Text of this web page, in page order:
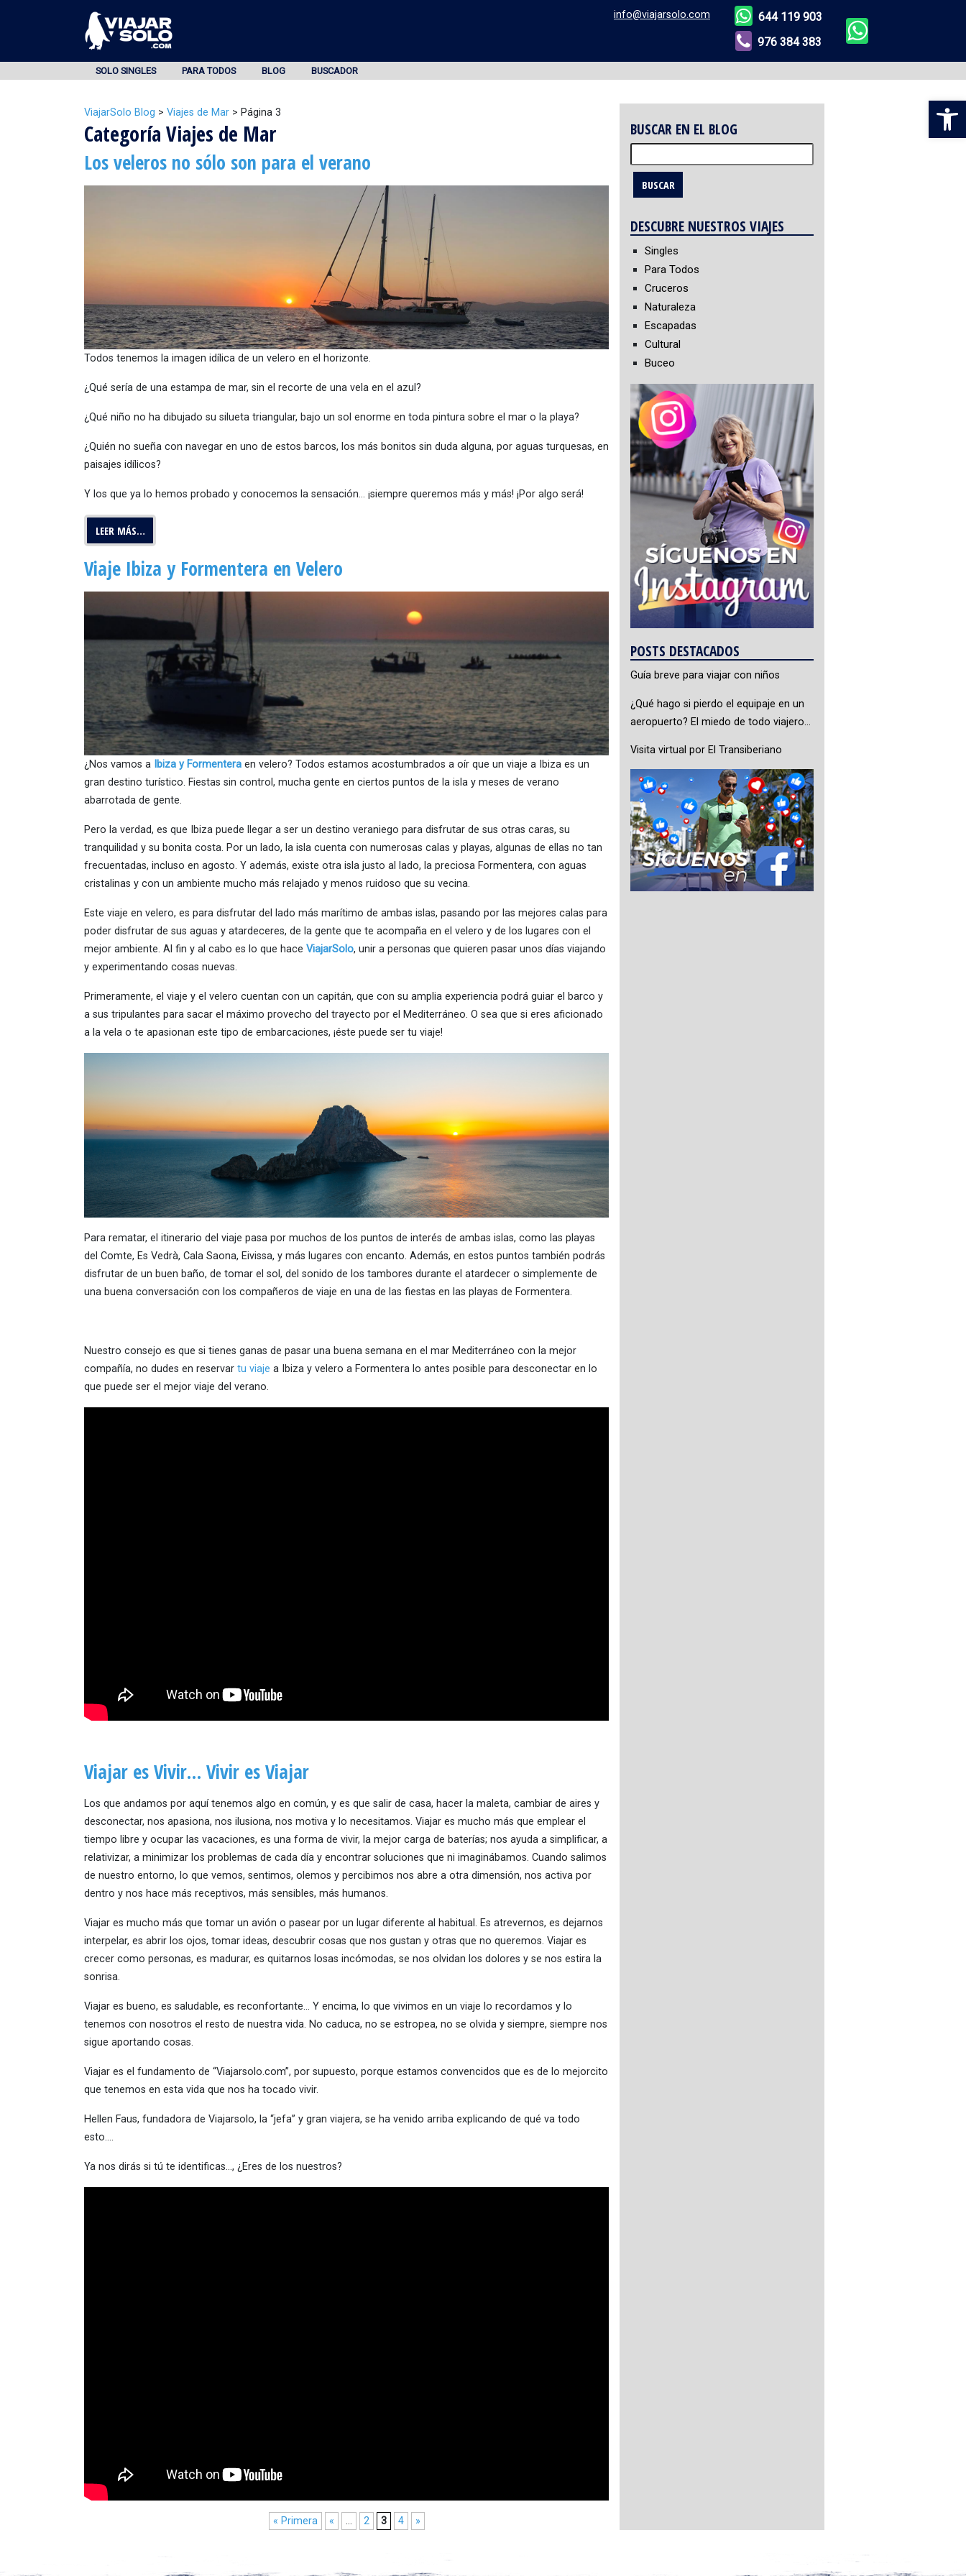
info@viajarsolo.com
644 119 903
976 384 383
SOLO SINGLES PARA TODOS BLOG BUSCADOR
ViajarSolo Blog > Viajes de Mar > Página 3
Categoría Viajes de Mar
Los veleros no sólo son para el verano
Todos tenemos la imagen idílica de un velero en el horizonte.
¿Qué sería de una estampa de mar, sin el recorte de una vela en el azul?
¿Qué niño no ha dibujado su silueta triangular, bajo un sol enorme en toda pintura sobre el mar o la playa?
¿Quién no sueña con navegar en uno de estos barcos, los más bonitos sin duda alguna, por aguas turquesas, en
paisajes idílicos?
Y los que ya lo hemos probado y conocemos la sensación… ¡siempre queremos más y más! ¡Por algo será!
LEER MÁS…
Viaje Ibiza y Formentera en Velero
¿Nos vamos a Ibiza y Formentera en velero? Todos estamos acostumbrados a oír que un viaje a Ibiza es un
gran destino turístico. Fiestas sin control, mucha gente en ciertos puntos de la isla y meses de verano
abarrotada de gente.
Pero la verdad, es que Ibiza puede llegar a ser un destino veraniego para disfrutar de sus otras caras, su
tranquilidad y su bonita costa. Por un lado, la isla cuenta con numerosas calas y playas, algunas de ellas no tan
frecuentadas, incluso en agosto. Y además, existe otra isla justo al lado, la preciosa Formentera, con aguas
cristalinas y con un ambiente mucho más relajado y menos ruidoso que su vecina.
Este viaje en velero, es para disfrutar del lado más marítimo de ambas islas, pasando por las mejores calas para
poder disfrutar de sus aguas y atardeceres, de la gente que te acompaña en el velero y de los lugares con el
mejor ambiente. Al fin y al cabo es lo que hace ViajarSolo, unir a personas que quieren pasar unos días viajando
y experimentando cosas nuevas.
Primeramente, el viaje y el velero cuentan con un capitán, que con su amplia experiencia podrá guiar el barco y
a sus tripulantes para sacar el máximo provecho del trayecto por el Mediterráneo. O sea que si eres aficionado
a la vela o te apasionan este tipo de embarcaciones, ¡éste puede ser tu viaje!
Para rematar, el itinerario del viaje pasa por muchos de los puntos de interés de ambas islas, como las playas
del Comte, Es Vedrà, Cala Saona, Eivissa, y más lugares con encanto. Además, en estos puntos también podrás
disfrutar de un buen baño, de tomar el sol, del sonido de los tambores durante el atardecer o simplemente de
una buena conversación con los compañeros de viaje en una de las fiestas en las playas de Formentera.
Nuestro consejo es que si tienes ganas de pasar una buena semana en el mar Mediterráneo con la mejor
compañía, no dudes en reservar tu viaje a Ibiza y velero a Formentera lo antes posible para desconectar en lo
que puede ser el mejor viaje del verano.
Viajar es Vivir… Vivir es Viajar
Los que andamos por aquí tenemos algo en común, y es que salir de casa, hacer la maleta, cambiar de aires y
desconectar, nos apasiona, nos ilusiona, nos motiva y lo necesitamos. Viajar es mucho más que emplear el
tiempo libre y ocupar las vacaciones, es una forma de vivir, la mejor carga de baterías; nos ayuda a simplificar, a
relativizar, a minimizar los problemas de cada día y encontrar soluciones que ni imaginábamos. Cuando salimos
de nuestro entorno, lo que vemos, sentimos, olemos y percibimos nos abre a otra dimensión, nos activa por
dentro y nos hace más receptivos, más sensibles, más humanos.
Viajar es mucho más que tomar un avión o pasear por un lugar diferente al habitual. Es atrevernos, es dejarnos
interpelar, es abrir los ojos, tomar ideas, descubrir cosas que nos gustan y otras que no queremos. Viajar es
crecer como personas, es madurar, es quitarnos losas incómodas, se nos olvidan los dolores y se nos estira la
sonrisa.
Viajar es bueno, es saludable, es reconfortante… Y encima, lo que vivimos en un viaje lo recordamos y lo
tenemos con nosotros el resto de nuestra vida. No caduca, no se estropea, no se olvida y siempre, siempre nos
sigue aportando cosas.
Viajar es el fundamento de “Viajarsolo.com”, por supuesto, porque estamos convencidos que es de lo mejorcito
que tenemos en esta vida que nos ha tocado vivir.
Hellen Faus, fundadora de Viajarsolo, la “jefa” y gran viajera, se ha venido arriba explicando de qué va todo
esto….
Ya nos dirás si tú te identificas…, ¿Eres de los nuestros?
« Primera « ... 2 3 4 »
BUSCAR EN EL BLOG
DESCUBRE NUESTROS VIAJES
Singles
Para Todos
Cruceros
Naturaleza
Escapadas
Cultural
Buceo
POSTS DESTACADOS
Guía breve para viajar con niños
¿Qué hago si pierdo el equipaje en un
aeropuerto? El miedo de todo viajero…
Visita virtual por El Transiberiano